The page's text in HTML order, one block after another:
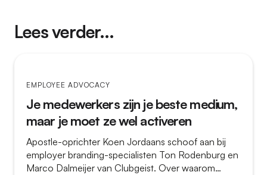
Lees verder...
EMPLOYEE ADVOCACY
Je medewerkers zijn je beste medium,
maar je moet ze wel activeren
Apostle-oprichter Koen Jordaans schoof aan bij
employer branding-specialisten Ton Rodenburg en
Marco Dalmeijer van Clubgeist. Over waarom